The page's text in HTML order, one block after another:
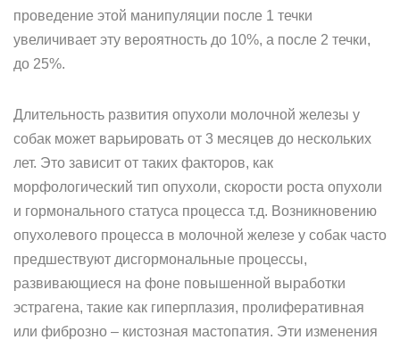
проведение этой манипуляции после 1 течки
увеличивает эту вероятность до 10%, а после 2 течки,
до 25%.
Длительность развития опухоли молочной железы у
собак может варьировать от 3 месяцев до нескольких
лет. Это зависит от таких факторов, как
морфологический тип опухоли, скорости роста опухоли
и гормонального статуса процесса т.д. Возникновению
опухолевого процесса в молочной железе у собак часто
предшествуют дисгормональные процессы,
развивающиеся на фоне повышенной выработки
эстрагена, такие как гиперплазия, пролиферативная
или фиброзно – кистозная мастопатия. Эти изменения